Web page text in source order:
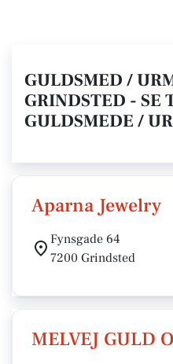
GULDSMED /
GRINDSTED - SE
GULDSMEDE /
Aparna Jewelry
Fynsgade 64
7200 Grindsted
MELVEJ GULD